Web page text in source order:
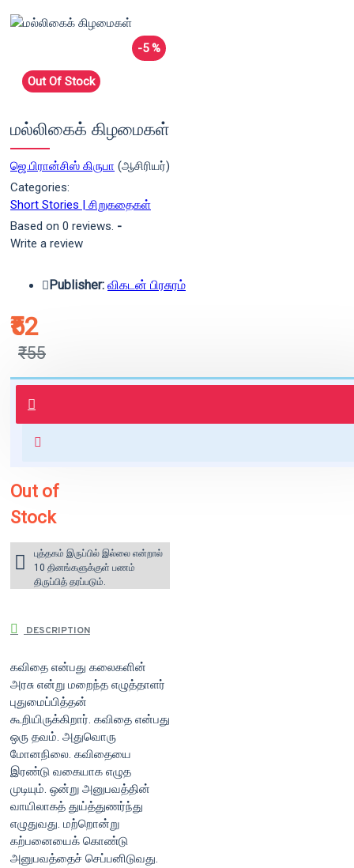
-5 %
Out Of Stock
மல்லிகைக் கிழமைகள்
ஜெ.பிரான்சிஸ் கிருபா (ஆசிரியர்)
Categories:
Short Stories | சிறுகதைகள்
Based on 0 reviews. -
Write a review
₹52
₹55
Publisher: விகடன் பிரசுரம்
புத்தகம் 3 - 7 நாட்களில் அனுப்பி
வைக்கப்படும்.
for orders above ₹1000 within
Out of
Stock
புத்தகம் இருப்பில் இல்லை என்றால்
10 தினங்களுக்குள் பணம்
திருப்பித் தரப்படும்.
DESCRIPTION
கவிதை என்பது கலைகளின்
அரசு என்று மறைந்த எழுத்தாளர்
புதுமைப்பித்தன்
கூறியிருக்கிறார். கவிதை என்பது
ஒரு தவம். அதுவொரு
மோனநிலை. கவிதையை
இரண்டு வகையாக எழுத
முடியும். ஒன்று அனுபவத்தின்
வாயிலாகத் துய்த்துணர்ந்து
எழுதுவது. மற்றொன்று
கற்பனையைக் கொண்டு
அனுபவத்தைச் செப்பனிடுவது.